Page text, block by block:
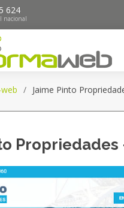
624
nacional
Jaime Pinto